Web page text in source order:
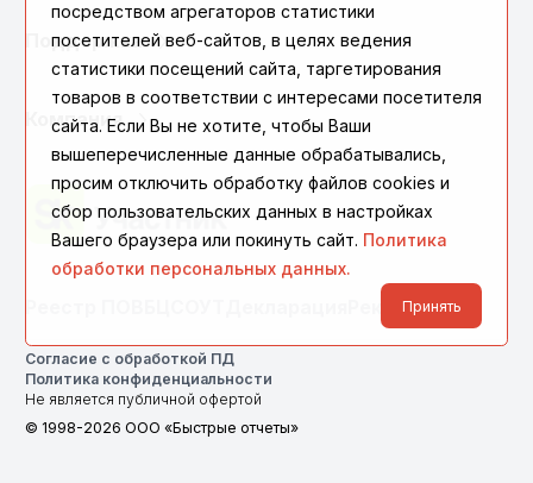
Поддержка
Компания
Реквизиты
Согласие с обработкой ПД
Политика конфиденциальности
Не является публичной офертой
© 1998-2026 ООО «Быстрые отчеты»
посредством агрегаторов статистики
посетителей веб-сайтов, в целях ведения
статистики посещений сайта, таргетирования
товаров в соответствии с интересами посетителя
сайта. Если Вы не хотите, чтобы Ваши
вышеперечисленные данные обрабатывались,
просим отключить обработку файлов cookies и
сбор пользовательских данных в настройках
Вашего браузера или покинуть сайт. Политика
обработки персональных данных.
Принять